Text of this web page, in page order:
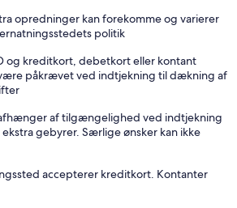
opredninger kan forekomme og varierer
politik
og kreditkort, debetkort eller kontant
påkrævet ved indtjekning til dækning af
af tilgængelighed ved indtjekning
gebyrer. Særlige ønsker kan ikke
accepterer kreditkort. Kontanter